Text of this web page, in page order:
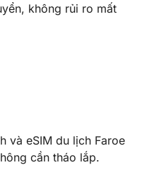
không rủi ro mất
và eSIM du lịch Faroe
cần tháo lắp.